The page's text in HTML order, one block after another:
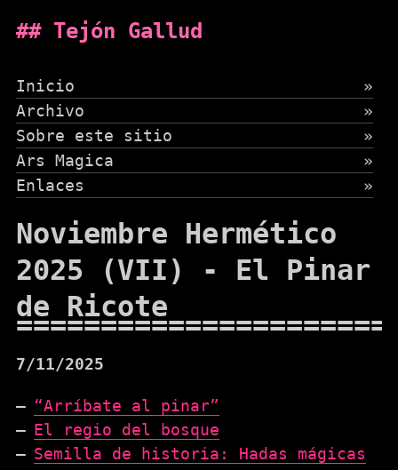
Tejón Gallud
Inicio
»
Archivo
»
Sobre este sitio
»
Ars Magica
»
Enlaces
»
Noviembre Hermético
2025 (VII) - El Pinar
de Ricote
7/11/2025
“Arríbate al pinar”
El regio del bosque
Semilla de historia: Hadas mágicas